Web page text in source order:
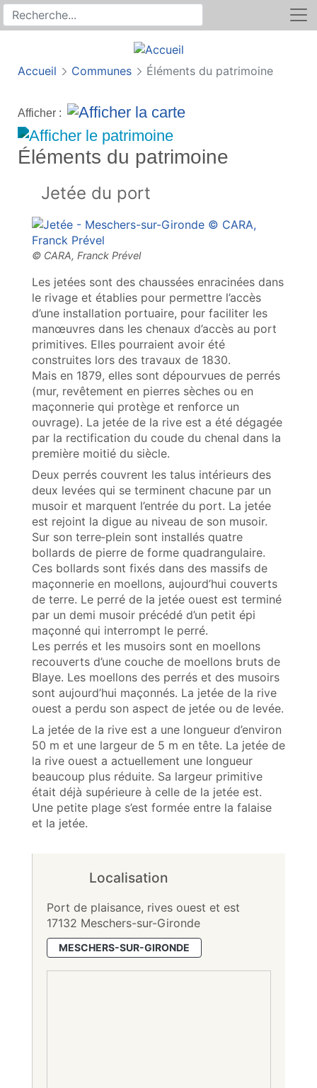
Recherche sur le site
Rechercher
Accueil Communes Éléments du patrimoine
Afficher :
Éléments du patrimoine
Jetée du port
Les jetées sont des chaussées enracinées dans
le rivage et établies pour permettre l’accès
d’une installation portuaire, pour faciliter les
manœuvres dans les chenaux d’accès au port
primitives. Elles pourraient avoir été
construites lors des travaux de 1830.
Mais en 1879, elles sont dépourvues de perrés
(mur, revêtement en pierres sèches ou en
maçonnerie qui protège et renforce un
ouvrage). La jetée de la rive est a été dégagée
par la rectification du coude du chenal dans la
première moitié du siècle.
Deux perrés couvrent les talus intérieurs des
deux levées qui se terminent chacune par un
musoir et marquent l’entrée du port. La jetée
est rejoint la digue au niveau de son musoir.
Sur son terre‑plein sont installés quatre
bollards de pierre de forme quadrangulaire.
Ces bollards sont fixés dans des massifs de
maçonnerie en moellons, aujourd’hui couverts
de terre. Le perré de la jetée ouest est terminé
par un demi musoir précédé d’un petit épi
maçonné qui interrompt le perré.
Les perrés et les musoirs sont en moellons
recouverts d’une couche de moellons bruts de
Blaye. Les moellons des perrés et des musoirs
sont aujourd’hui maçonnés. La jetée de la rive
ouest a perdu son aspect de jetée ou de levée.
La jetée de la rive est a une longueur d’environ
50 m et une largeur de 5 m en tête. La jetée de
la rive ouest a actuellement une longueur
beaucoup plus réduite. Sa largeur primitive
était déjà supérieure à celle de la jetée est.
Une petite plage s’est formée entre la falaise
et la jetée.
Localisation
Port de plaisance, rives ouest et est
17132 Meschers-sur-Gironde
MESCHERS-SUR-GIRONDE